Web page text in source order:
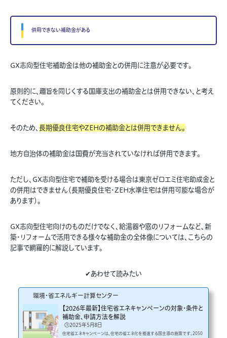
併用できない補助金がある
GX志向型住宅補助金は他の補助金との併用に注意が必要です。
原則的に、趣旨を同じくする国庫支出の補助金とは併用できない、と考え
てください。
そのため、 長期優良住宅やZEHの補助金とは併用できません。
地方自治体の補助金は国費が充当されていなければ併用できます。
ただし、GX志向型住宅で補助を受ける場合は東京ゼロエミ住宅助成金と
の併用はできません（長期優良住宅・ZEH水準住宅は併用可能な場合が
あります）。
GX志向型住宅向けのものだけでなく、給湯器や窓のリフォームなど、新
築・リフォームで活用できる様々な補助金の全体像については、こちらの
記事で網羅的に解説しています。
✔あわせて読みたい
環境・省エネルギー計算センター
【2026年最新】住宅省エネキャンペーンの対象・条件と
補助金、申請方法を解説
🕒️2025年5月8日
住宅省エネキャンペーンは、住宅の省エネ化を推進する国主導の施策です。2050